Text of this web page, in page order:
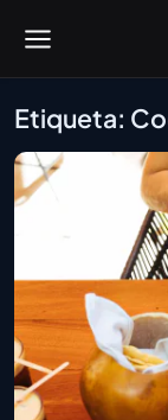
Etiqueta: